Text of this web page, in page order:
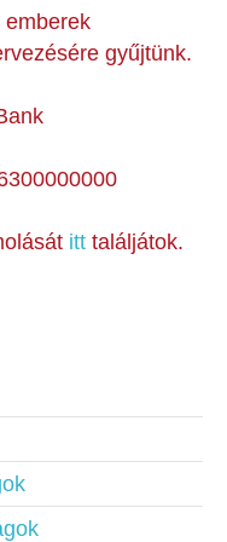
emberek
gyűjtünk.
itt találjátok.